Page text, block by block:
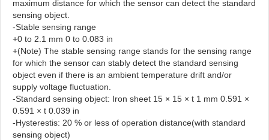
maximum distance for which the sensor can detect the standard
sensing object.
-Stable sensing range
+0 to 2.1 mm 0 to 0.083 in
+(Note) The stable sensing range stands for the sensing range
for which the sensor can stably detect the standard sensing
object even if there is an ambient temperature drift and/or
supply voltage fluctuation.
-Standard sensing object: Iron sheet 15 × 15 × t 1 mm 0.591 ×
0.591 × t 0.039 in
-Hysterestis: 20 % or less of operation distance(with standard
sensing object)